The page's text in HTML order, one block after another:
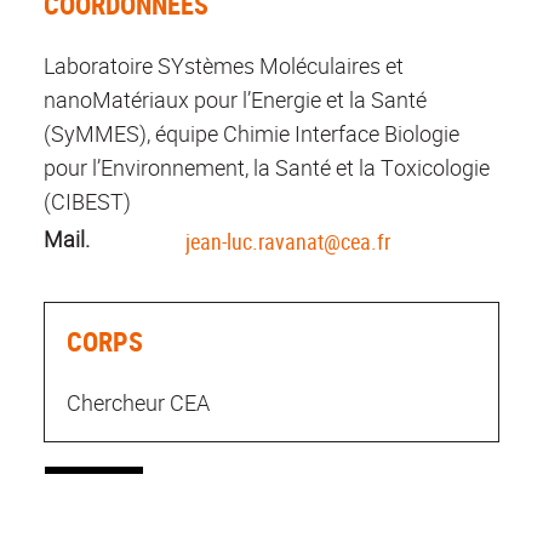
Laboratoire SYstèmes Moléculaires et
nanoMatériaux pour l’Energie et la Santé
(SyMMES), équipe Chimie Interface Biologie
pour l’Environnement, la Santé et la Toxicologie
(CIBEST)
Mail.
jean-luc.ravanat@cea.fr
CORPS
Chercheur CEA